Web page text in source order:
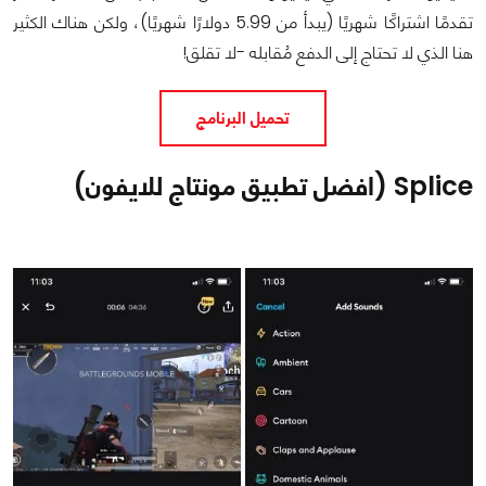
تقدمًا اشتراكًا شهريًا (يبدأ من 5.99 دولارًا شهريًا)، ولكن هناك الكثير
هنا الذي لا تحتاج إلى الدفع مُقابله -لا تقلق!
تحميل البرنامج
Splice (افضل تطبيق مونتاج للايفون)